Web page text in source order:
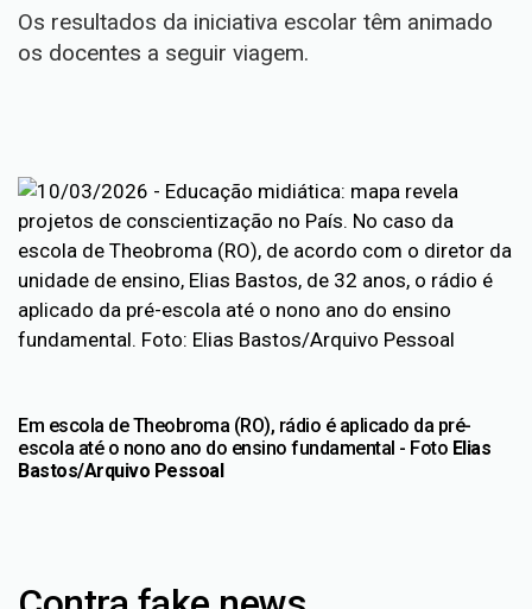
Os resultados da iniciativa escolar têm animado
os docentes a seguir viagem.
Em escola de Theobroma (RO), rádio é aplicado da pré-
escola até o nono ano do ensino fundamental - Foto Elias
Bastos/Arquivo Pessoal